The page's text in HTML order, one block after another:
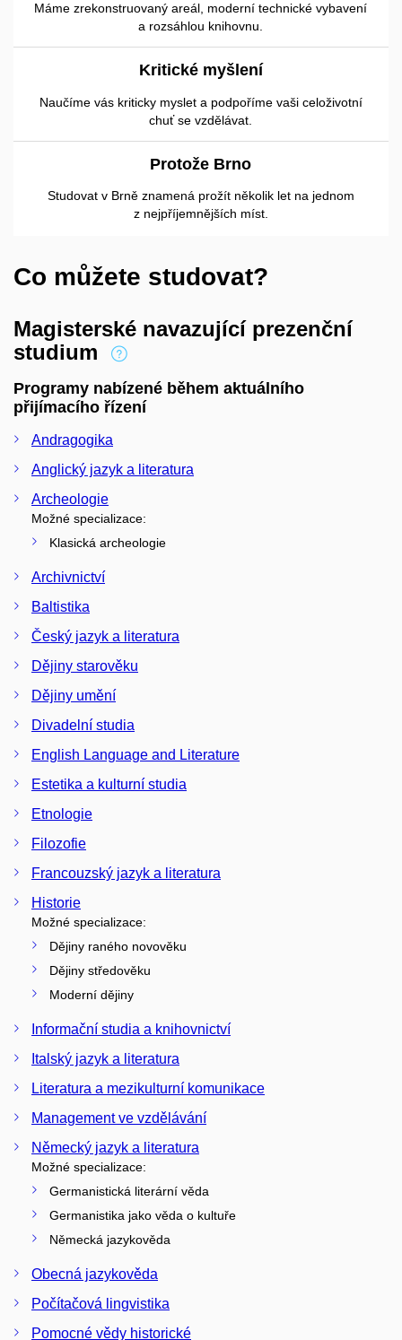
Máme zrekonstruovaný areál, moderní technické vybavení
a rozsáhlou knihovnu.
Kritické myšlení
Naučíme vás kriticky myslet a podpoříme vaši celoživotní
chuť se vzdělávat.
Protože Brno
Studovat v Brně znamená prožít několik let na jednom
z nejpříjemnějších míst.
Co můžete studovat?
Magisterské navazující prezenční
studium
Programy nabízené během aktuálního
přijímacího řízení
Andragogika
Anglický jazyk a literatura
Archeologie
Možné specializace:
Klasická archeologie
Archivnictví
Baltistika
Český jazyk a literatura
Dějiny starověku
Dějiny umění
Divadelní studia
English Language and Literature
Estetika a kulturní studia
Etnologie
Filozofie
Francouzský jazyk a literatura
Historie
Možné specializace:
Dějiny raného novověku
Dějiny středověku
Moderní dějiny
Informační studia a knihovnictví
Italský jazyk a literatura
Literatura a mezikulturní komunikace
Management ve vzdělávání
Německý jazyk a literatura
Možné specializace:
Germanistická literární věda
Germanistika jako věda o kultuře
Německá jazykověda
Obecná jazykověda
Počítačová lingvistika
Pomocné vědy historické